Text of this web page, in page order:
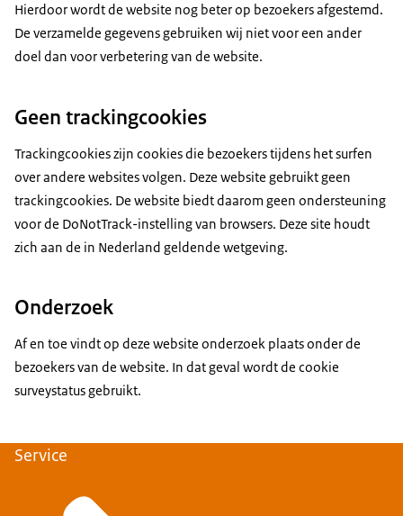
Hierdoor wordt de website nog beter op bezoekers afgestemd.
De verzamelde gegevens gebruiken wij niet voor een ander
doel dan voor verbetering van de website.
Geen trackingcookies
Trackingcookieszijn cookiesdie bezoekers tijdens het surfen
over andere websites volgen. Deze website gebruikt geen
trackingcookies. De website biedt daarom geen ondersteuning
voor de DoNotTrack-instelling van browsers. Deze site houdt
zich aan de in Nederland geldende wetgeving.
Onderzoek
Af en toe vindt op deze website onderzoek plaats onder de
bezoekers van de website. In dat geval wordt de cookie
surveystatus gebruikt.
Service